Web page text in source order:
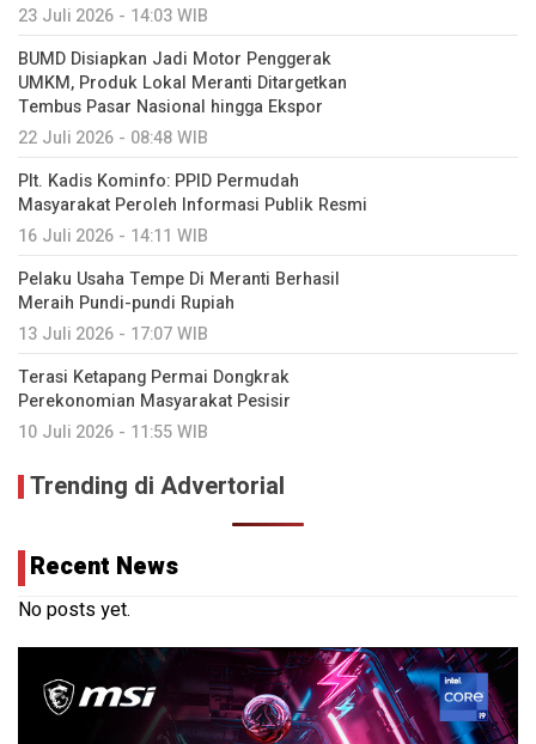
23 Juli 2026 - 14:03 WIB
BUMD Disiapkan Jadi Motor Penggerak
UMKM, Produk Lokal Meranti Ditargetkan
Tembus Pasar Nasional hingga Ekspor
22 Juli 2026 - 08:48 WIB
Plt. Kadis Kominfo: PPID Permudah
Masyarakat Peroleh Informasi Publik Resmi
16 Juli 2026 - 14:11 WIB
Pelaku Usaha Tempe Di Meranti Berhasil
Meraih Pundi-pundi Rupiah
13 Juli 2026 - 17:07 WIB
Terasi Ketapang Permai Dongkrak
Perekonomian Masyarakat Pesisir
10 Juli 2026 - 11:55 WIB
Trending di Advertorial
Recent News
No posts yet.